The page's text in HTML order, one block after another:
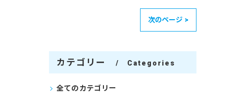
次のページ >
カテゴリー Categories
全てのカテゴリー